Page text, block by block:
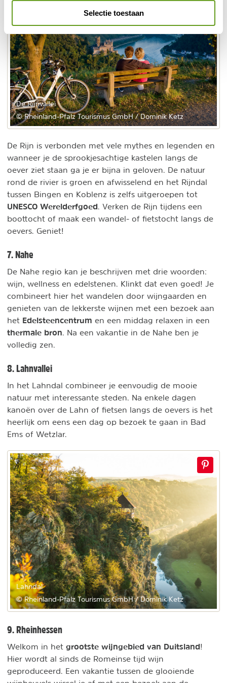
Selectie toestaan
De Rijnvallei
© Rheinland-Pfalz Tourismus GmbH / Dominik Ketz
De Rijn is verbonden met vele mythes en legenden en
wanneer je de sprookjesachtige kastelen langs de
oever ziet staan ga je er bijna in geloven. De natuur
rond de rivier is groen en afwisselend en het Rijndal
tussen Bingen en Koblenz is zelfs uitgeroepen tot
UNESCO Werelderfgoed. Verken de Rijn tijdens een
boottocht of maak een wandel- of fietstocht langs de
oevers. Geniet!
7. Nahe
De Nahe regio kan je beschrijven met drie woorden:
wijn, wellness en edelstenen. Klinkt dat even goed! Je
combineert hier het wandelen door wijngaarden en
genieten van de lekkerste wijnen met een bezoek aan
het Edelsteencentrum en een middag relaxen in een
thermale bron. Na een vakantie in de Nahe ben je
volledig zen.
8. Lahnvallei
In het Lahndal combineer je eenvoudig de mooie
natuur met interessante steden. Na enkele dagen
kanoën over de Lahn of fietsen langs de oevers is het
heerlijk om eens een dag op bezoek te gaan in Bad
Ems of Wetzlar.
Lahndal
© Rheinland-Pfalz Tourismus GmbH / Dominik Ketz
9. Rheinhessen
Welkom in het grootste wijngebied van Duitsland!
Hier wordt al sinds de Romeinse tijd wijn
geproduceerd. Een vakantie tussen de glooiende